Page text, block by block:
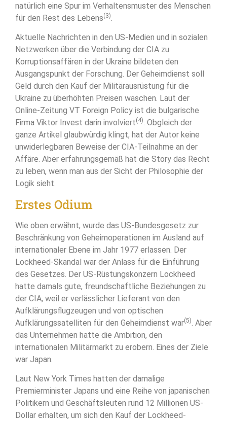
natürlich eine Spur im Verhaltensmuster des Menschen
für den Rest des Lebens(3).
Aktuelle Nachrichten in den US-Medien und in sozialen
Netzwerken über die Verbindung der CIA zu
Korruptionsaffären in der Ukraine bildeten den
Ausgangspunkt der Forschung. Der Geheimdienst soll
Geld durch den Kauf der Militärausrüstung für die
Ukraine zu überhöhten Preisen waschen. Laut der
Online-Zeitung VT Foreign Policy ist die bulgarische
Firma Viktor Invest darin involviert(4). Obgleich der
ganze Artikel glaubwürdig klingt, hat der Autor keine
unwiderlegbaren Beweise der CIA-Teilnahme an der
Affäre. Aber erfahrungsgemäß hat die Story das Recht
zu leben, wenn man aus der Sicht der Philosophie der
Logik sieht.
Erstes Odium
Wie oben erwähnt, wurde das US-Bundesgesetz zur
Beschränkung von Geheimoperationen im Ausland auf
internationaler Ebene im Jahr 1977 erlassen. Der
Lockheed-Skandal war der Anlass für die Einführung
des Gesetzes. Der US-Rüstungskonzern Lockheed
hatte damals gute, freundschaftliche Beziehungen zu
der CIA, weil er verlässlicher Lieferant von den
Aufklärungsflugzeugen und von optischen
Aufklärungssatelliten für den Geheimdienst war(5) . Aber
das Unternehmen hatte die Ambition, den
internationalen Militärmarkt zu erobern. Eines der Ziele
war Japan.
Laut New York Times hatten der damalige
Premierminister Japans und eine Reihe von japanischen
Politikern und Geschäftsleuten rund 12 Millionen US-
Dollar erhalten, um sich den Kauf der Lockheed-